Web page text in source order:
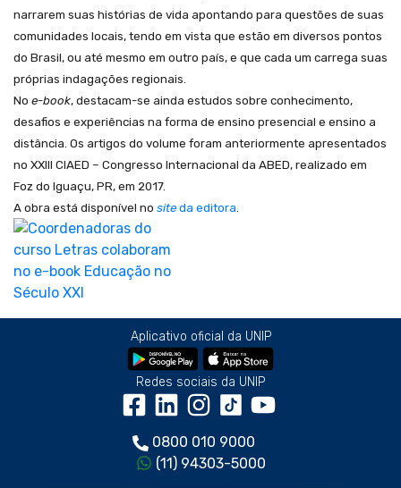
narrarem suas histórias de vida apontando para questões de suas
comunidades locais, tendo em vista que estão em diversos pontos
do Brasil, ou até mesmo em outro país, e que cada um carrega suas
próprias indagações regionais.
No e-book, destacam-se ainda estudos sobre conhecimento,
desafios e experiências na forma de ensino presencial e ensino a
distância. Os artigos do volume foram anteriormente apresentados
no XXIII CIAED – Congresso Internacional da ABED, realizado em
Foz do Iguaçu, PR, em 2017.
A obra está disponível no site da editora.
Aplicativo oficial da UNIP
Redes sociais da UNIP
0800 010 9000
(11) 94303-5000